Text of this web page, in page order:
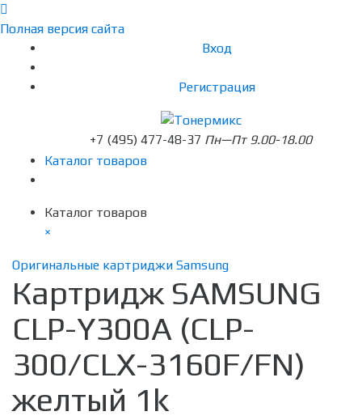
Полная версия сайта
Вход
Регистрация
+7 (495) 477-48-37 Пн—Пт 9.00-18.00
Каталог товаров
Каталог товаров
×
Оригинальные картриджи Samsung
Картридж SAMSUNG
CLP-Y300A (CLP-
300/CLX-3160F/FN)
желтый 1k